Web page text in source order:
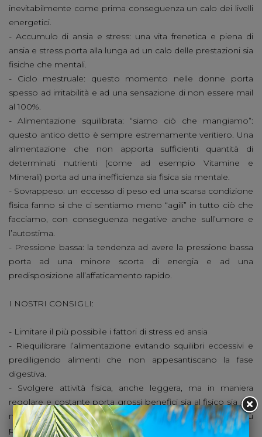
inevitabilmente come prima conseguenza un calo dei livelli
energetici.
- Accumulo di ansia e stress: una vita frenetica e piena di
ansia e stress porta alla lunga ad un calo delle prestazioni sia
fisiche che mentali.
- Ciclo mestruale: questo momento nelle donne porta
spesso ad irritabilità e ad una sensazione di non essere mail
al 100%.
- Alimentazione squilibrata: “siamo ciò che mangiamo”:
questo antico detto è sempre estremamente veritiero. Una
alimentazione che non apporta sufficienti quantità di
determinati nutrienti (come ad esempio Vitamine e
Minerali) porta ad una inefficienza sia fisica sia mentale.
- Sovrappeso: un eccesso di peso ed una scarsa condizione
fisica fanno si che ci sentiamo meno “agili” in tutto ciò che
facciamo, con conseguenza negative anche sull’umore e
l’autostima.
- Pressione bassa: la tendenza ad avere la pressione bassa
porta ad una minore scorta di energia e ad una
predisposizione all’affaticamento rapido.
I NOSTRI CONSIGLI:
- Limitare il più possibile i fattori di stress ed ansia
- Riequilibrare l’alimentazione evitando squilibri eccessivi e
prediligendo alimenti che non appesantiscano la fase
digestiva.
- Svolgere attività fisica, anche leggera, ma in maniera
regolare e costante porta grossi benefici sia al fisico sia alla
mente. Nel lungo periodo ci sentiremo più in forma e più
prestanti.